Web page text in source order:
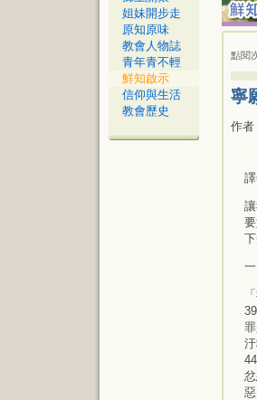
姐妹開步走
原知原味
教會人物誌
青年青不輕
鮮知啟示
信仰與生活
教會歷史
點閱
寧
作者